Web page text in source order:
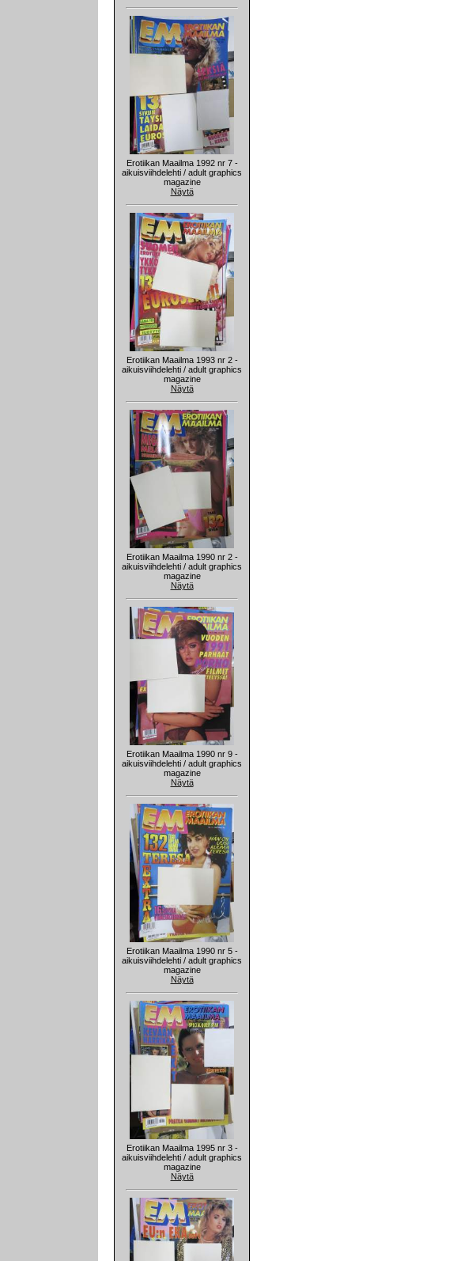
Erotiikan Maailma 1992 nr 7 -
aikuisviihdelehti / adult graphics
magazine
Näytä
Erotiikan Maailma 1993 nr 2 -
aikuisviihdelehti / adult graphics
magazine
Näytä
Erotiikan Maailma 1990 nr 2 -
aikuisviihdelehti / adult graphics
magazine
Näytä
Erotiikan Maailma 1990 nr 9 -
aikuisviihdelehti / adult graphics
magazine
Näytä
Erotiikan Maailma 1990 nr 5 -
aikuisviihdelehti / adult graphics
magazine
Näytä
Erotiikan Maailma 1995 nr 3 -
aikuisviihdelehti / adult graphics
magazine
Näytä